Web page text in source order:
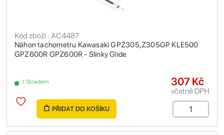
Náhon tachometru Kawasaki GPZ305,Z305GP KLE500
GPZ600R GPZ600R - Slinky Glide
Kód zboží : AC4487
1 Skladem 307 Kč
včetně DPH
PŘIDAT DO KOŠÍKU